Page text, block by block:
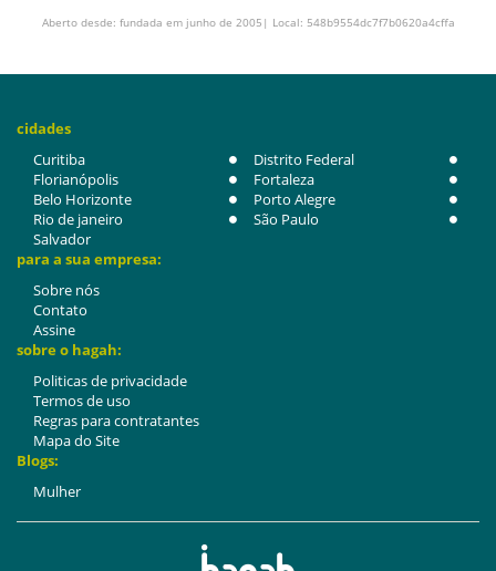
Aberto desde: fundada em junho de 2005| Local: 548b9554dc7f7b0620a4cffa
cidades
Curitiba
Distrito Federal
Florianópolis
Fortaleza
Belo Horizonte
Porto Alegre
Rio de janeiro
São Paulo
Salvador
para a sua empresa:
Sobre nós
Contato
Assine
sobre o hagah:
Politicas de privacidade
Termos de uso
Regras para contratantes
Mapa do Site
Blogs:
Mulher